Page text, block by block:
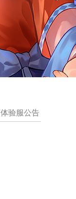
体验服公告